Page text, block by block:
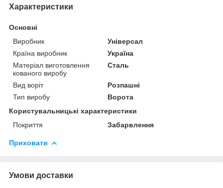
Характеристики
Основні
Виробник
Універсал
Країна виробник
Україна
Матеріал виготовлення
кованого виробу
Сталь
Вид воріт
Розпашні
Тип виробу
Ворота
Користувальницькі характеристики
Покриття
Забарвлення
Приховати
Умови доставки